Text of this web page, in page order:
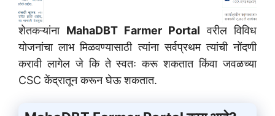
शेतकऱ्यांना MahaDBT Farmer Portal वरील विविध
योजनांचा लाभ मिळवण्यासाठी त्यांना सर्वप्रथम त्यांची नोंदणी
करावी लागेल जे कि ते स्वतः करू शकतात किंवा जवळच्या
CSC केंद्रातून करून घेऊ शकतात.